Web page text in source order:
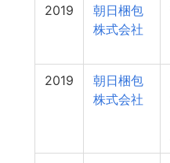
2019
朝日梱包
株式会社
2019
朝日梱包
株式会社